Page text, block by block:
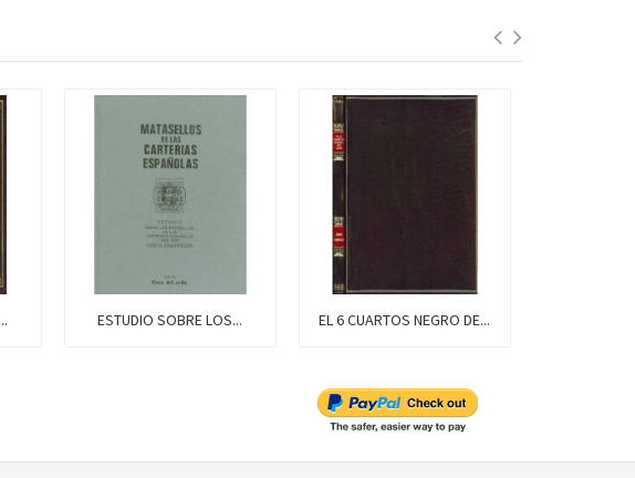
ESTUDIO SOBRE LOS... EL 6 CUARTOS NEGRO DE...